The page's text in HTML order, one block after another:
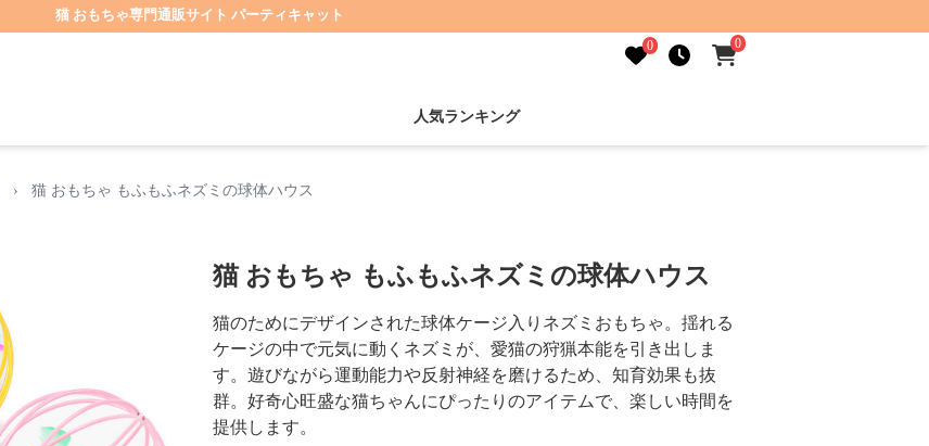
猫 おもちゃ専門通販サイト パーティキャット
0 0
人気ランキング
› 猫 おもちゃ もふもふネズミの球体ハウス
猫 おもちゃ もふもふネズミの球体ハウス
猫のためにデザインされた球体ケージ入りネズミおもちゃ。揺れる
ケージの中で元気に動くネズミが、愛猫の狩猟本能を引き出しま
す。遊びながら運動能力や反射神経を磨けるため、知育効果も抜
群。好奇心旺盛な猫ちゃんにぴったりのアイテムで、楽しい時間を
提供します。